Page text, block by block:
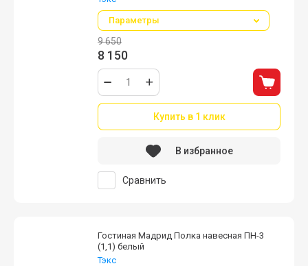
Параметры
9 650
8 150
Купить в 1 клик
Сравнить
В избранное
Гостиная Мадрид Полка навесная ПН-3
(1,1) белый
Тэкс